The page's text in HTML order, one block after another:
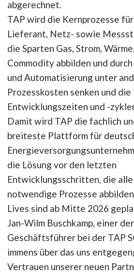
abgerechnet.
TAP wird die Kernprozesse
Lieferant, Netz- sowie
die Sparten Gas, Strom,
Commodity abbilden und
und Automatisierung unter
Prozesskosten senken und
Entwicklungszeiten und -
Damit wird TAP die fachlich
breiteste Plattform für
die Lösung vor den letzten
Entwicklungsschritten, die
notwendige Prozesse
Lives sind ab Mitte 2026
Jan-Wilm Buschkamp, einer
Geschäftsführer bei der TAP
immens über das uns
Vertrauen unserer neuen